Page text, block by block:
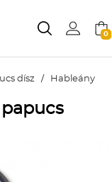
0
dísz / Hableány